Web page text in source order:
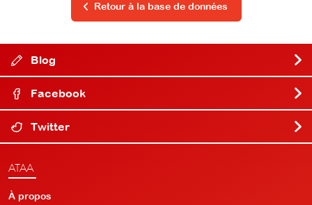
Retour à la base de données
Blog
Facebook
Twitter
ATAA
À propos